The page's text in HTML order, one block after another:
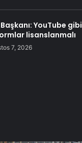
Başkanı: YouTube gibi
lisanslanmalı
7, 2026